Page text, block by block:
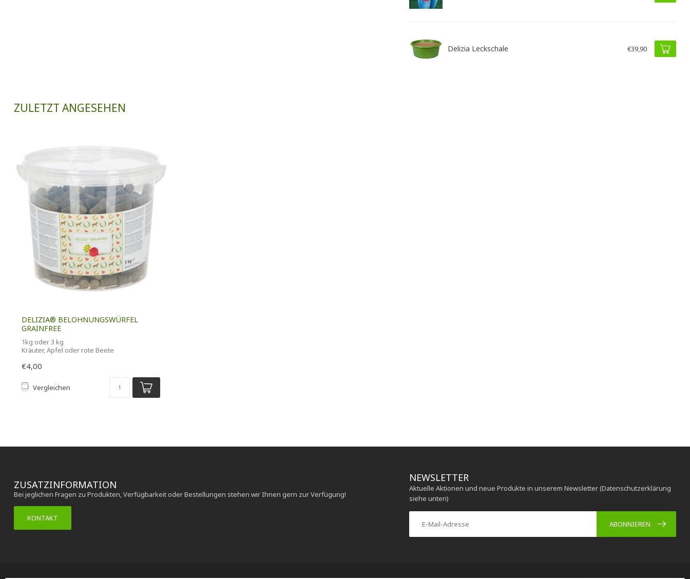
Delizia Leckschale €39,90
ZULETZT ANGESEHEN
DELIZIA® BELOHNUNGSWÜRFEL
GRAINFREE
1kg oder 3 kg
Kräuter, Apfel oder rote Beete
€4,00
Vergleichen
ZUSATZINFORMATION
Bei jeglichen Fragen zu Produkten, Verfügbarkeit oder Bestellungen stehen wir Ihnen gern zur Verfügung!
KONTAKT
NEWSLETTER
Aktuelle Aktionen und neue Produkte in unserem Newsletter (Datenschutzerklärung
siehe unten)
ABONNIEREN